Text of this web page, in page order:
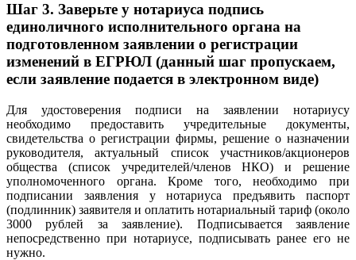
Шаг 3. Заверьте у нотариуса подпись
единоличного исполнительного органа на
подготовленном заявлении о регистрации
изменений в ЕГРЮЛ (данный шаг пропускаем,
если заявление подается в электронном виде)
Для удостоверения подписи на заявлении нотариусу
необходимо предоставить учредительные документы,
свидетельства о регистрации фирмы, решение о назначении
руководителя, актуальный список участников/акционеров
общества (список учредителей/членов НКО) и решение
уполномоченного органа. Кроме того, необходимо при
подписании заявления у нотариуса предъявить паспорт
(подлинник) заявителя и оплатить нотариальный тариф (около
3000 рублей за заявление). Подписывается заявление
непосредственно при нотариусе, подписывать ранее его не
нужно.